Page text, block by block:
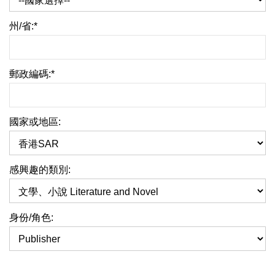
州/省:*
郵政編碼:*
國家或地區:
感興趣的類別:
身份/角色: